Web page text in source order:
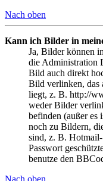
Nach oben
Kann ich Bilder in
Ja, Bilder können
die Administration
Bild auch direkt
Bild verlinken, das
liegt, z. B. http://
weder Bilder
befinden (außer es
noch zu Bildern,
sind, z. B.
Passwort
benutze den
Nach oben